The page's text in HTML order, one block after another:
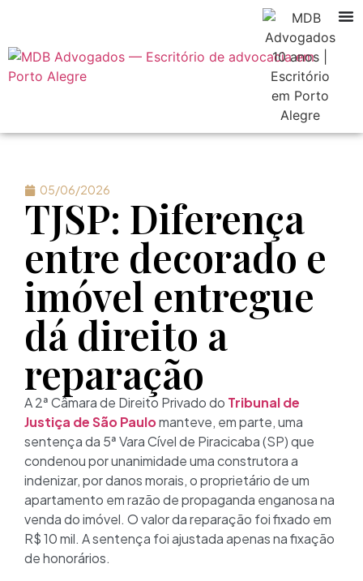
05/06/2026
TJSP: Diferença
entre decorado e
imóvel entregue
dá direito a
reparação
A 2ª Câmara de Direito Privado do Tribunal de
Justiça de São Paulomanteve, em parte, uma
sentença da 5ª Vara Cível de Piracicaba (SP) que
condenou por unanimidade uma construtora a
indenizar, por danos morais, o proprietário de um
apartamento em razão de propaganda enganosa na
venda do imóvel. O valor da reparação foi fixado em
R$ 10 mil. A sentença foi ajustada apenas na fixação
de honorários.